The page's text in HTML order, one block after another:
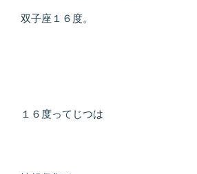
双子座１６度。
１６度ってじつは